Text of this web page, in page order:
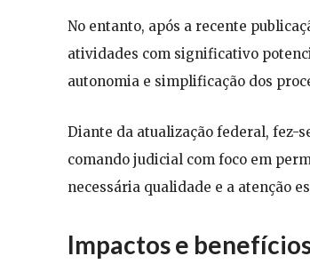
No entanto, após a recente
atividades com significativo
autonomia e simplificação dos
Diante da atualização federal, fez-
comando judicial com foco em
necessária qualidade e a atenção
Impactos e